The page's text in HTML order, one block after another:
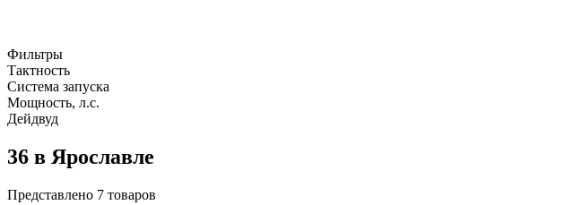
Фильтры
Тактность
Система запуска
Мощность, л.с.
Дейдвуд
36 в Ярославле
Представлено 7 товаров